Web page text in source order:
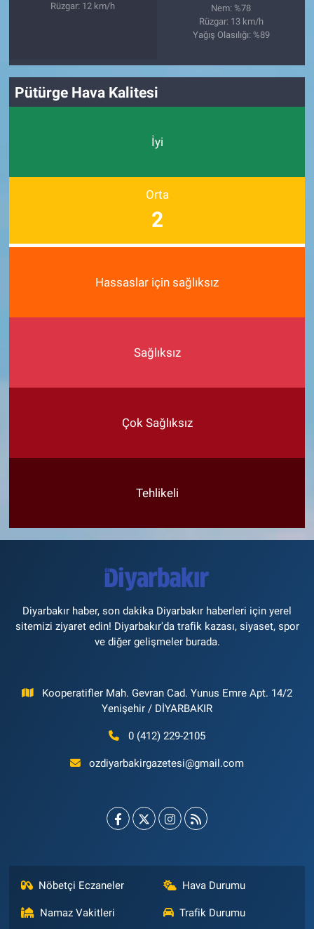
Rüzgar: 12 km/h
Nem: %78
Rüzgar: 13 km/h
Yağış Olasılığı: %89
Pütürge Hava Kalitesi
İyi
Orta
2
Hassaslar için sağlıksız
Sağlıksız
Çok Sağlıksız
Tehlikeli
Diyarbakır haber, son dakika Diyarbakır haberleri için yerel
sitemizi ziyaret edin! Diyarbakır'da trafik kazası, siyaset, spor
ve diğer gelişmeler burada.
Kooperatifler Mah. Gevran Cad. Yunus Emre Apt. 14/2
Yenişehir / DİYARBAKIR
0 (412) 229-2105
ozdiyarbakirgazetesi@gmail.com
Nöbetçi Eczaneler Hava Durumu
Namaz Vakitleri Trafik Durumu